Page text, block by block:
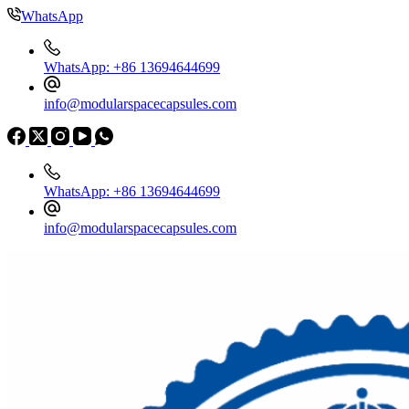
WhatsApp
WhatsApp: +86 13694644699
info@modularspacecapsules.com
WhatsApp: +86 13694644699
info@modularspacecapsules.com